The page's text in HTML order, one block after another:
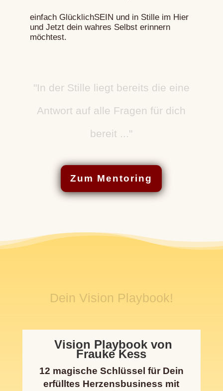
einfach GlücklichSEIN und in Stille im Hier
und Jetzt dein wahres Selbst erinnern
möchtest.
"In der Stille liegt bereits die eine
Antwort auf alle Fragen für dich
bereit ..."
Zum Mentoring
Dein Vision Playbook!
Vision Playbook von
Frauke Kess
12 magische Schlüssel für Dein
erfülltes Herzensbusiness mit